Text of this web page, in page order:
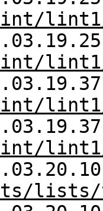
lint1/
lists/